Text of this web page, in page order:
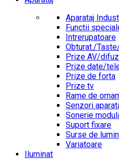
Aparataj
Functii
Intrerupatoare
Obturat./
Prize AV/
Prize date/
Prize de forta
Prize tv
Rame de
Senzori
Sonerie
Suport fixare
Surse de
Variatoare
Iluminat